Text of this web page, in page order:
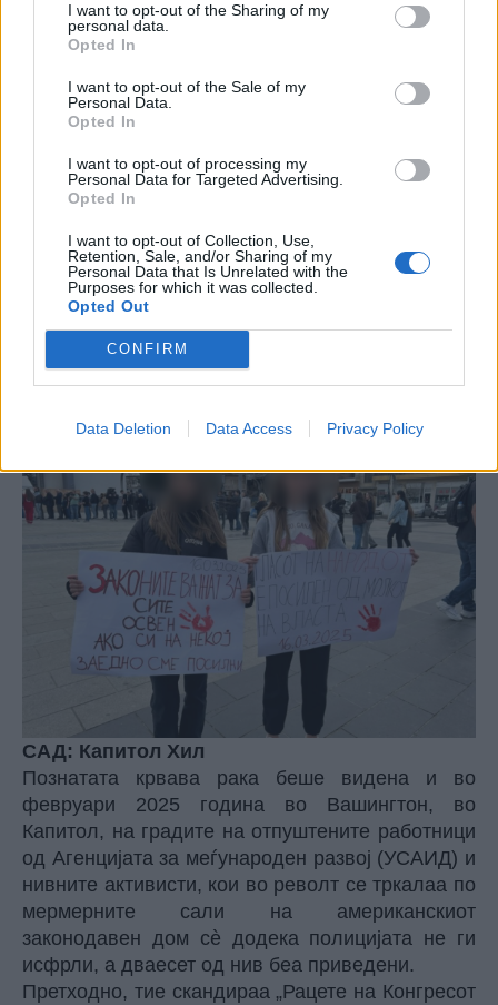
I want to opt-out of the Sharing of my
personal data.
Opted In
I want to opt-out of the Sale of my
Personal Data.
Opted In
I want to opt-out of processing my
Personal Data for Targeted Advertising.
Opted In
I want to opt-out of Collection, Use,
Retention, Sale, and/or Sharing of my
Personal Data that Is Unrelated with the
Purposes for which it was collected.
Opted Out
CONFIRM
Data Deletion Data Access Privacy Policy
статусот не ги менува фактите и односот на
историјата кон овој државен удар со кој СДСМ
глас во Собранието за нов состав и влада,
власт која апсеше пратеници на ВМРО ДПМНЕ
уставното име...
Исто така, во 2025 година, симболот на
крвавата рака повторно се појави за кратко
време во Македонија кога локално беа
организирани протести во врска со трагедијата
во Кочани, а во кои пропадниците на “шарената
револуција“ видоа можност трагедијата на
семејствата да ја претворат во своја шанса за
политичка афирмација.
САД: Капитол Хил
Познатата крвава рака беше видена и во
февруари 2025 година во Вашингтон, во
Капитол, на градите на отпуштените работници
од Агенцијата за меѓународен развој (УСАИД) и
нивните активисти, кои во револт се тркалаа по
мермерните сали на американскиот
законодавен дом сè додека полицијата не ги
исфрли, а дваесет од нив беа приведени.
Претходно, тие скандираа „Рацете на Конгресот